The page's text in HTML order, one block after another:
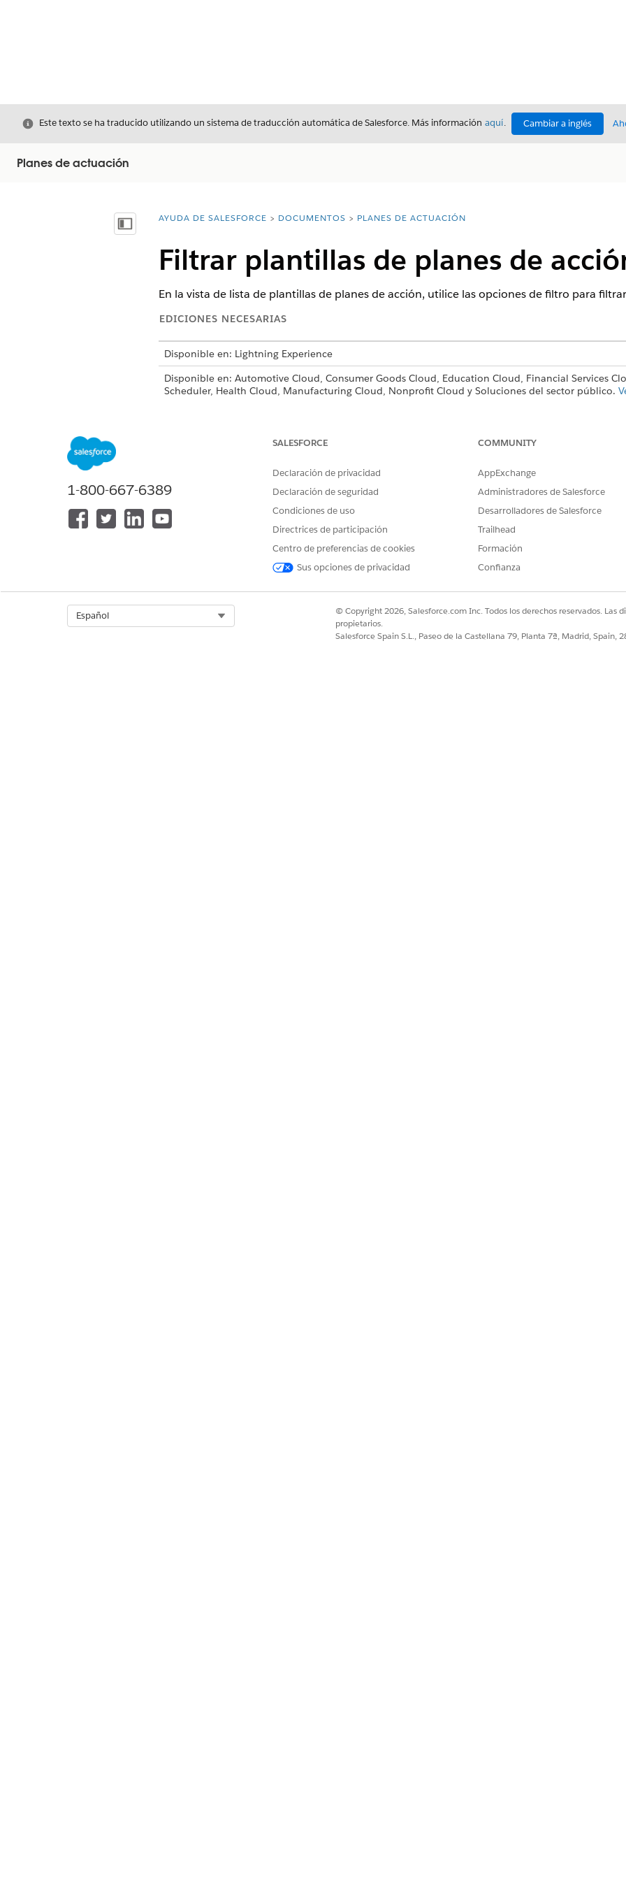
Cerrar
Este texto se ha traducido utilizando un sistema de traducción automática de Salesforce. Más información aquí. Cambiar a inglés
Planes de actuación
Mostrar índice de materias
Usted está aquí:
AYUDA DE SALESFORCE DOCUMENTOS PLANES DE ACTUACIÓN
Filtrar plantillas de planes de
En la vista de lista de plantillas de planes de acción, utilice las opciones de filtro para
EDICIONES NECESARIAS
Disponible en: Lightning Experience
Disponible en: Automotive Cloud, Consumer Goods Cloud, Education Cloud, Financial Services
Scheduler, Health Cloud, Manufacturing Cloud, Nonprofit Cloud y Soluciones del sector público.
Para configurar planes de acción:
Conjunto de permisos
O BIEN
En la vista de lista Plantillas de planes de acción, haga clic en el icono de filtro y, a
Estadoen el valor que desee y haga clic en Listo.
Desde el menú Controles de vista de lista, haga clic en
Seleccionar campos para mostrar
MuevaEstadoa Campos visibles y luego haga clic enGuardar.
Los valores de estado predeterminados son Borrador, Obsoleto y Publicado. Si su organización
otra organización, esas plantillas de planes de acción migradas muestran un estado Solo lectura.
1-800-667-6389
SALESFORCE
Declaración de privacidad
Declaración de seguridad
Condiciones de uso
Directrices de participación
Centro de preferencias de cookies
Sus opciones de privacidad
COMMUNITY
AppExchange
Administradores de Salesforce
Desarrolladores de Salesforce
Trailhead
Formación
Confianza
Español
© Copyright 2026, Salesforce.com Inc. Todos los derechos reservados. Las
propietarios.
Salesforce Spain S.L., Paseo de la Castellana 79, Planta 7ª, Madrid, Spain,